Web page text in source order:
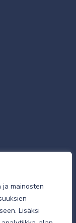
ja mainosten
Lisäksi